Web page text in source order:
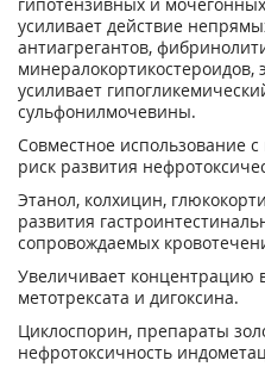
усиливает действие
антиагрегантов,
минералокортикостероидов,
усиливает
сульфонилмочевины.
Совместное использование
риск развития
Этанол, колхицин,
развития
сопровождаемых
Увеличивает концентрацию
метотрексата и дигоксина.
Циклоспорин, препараты
нефротоксичность